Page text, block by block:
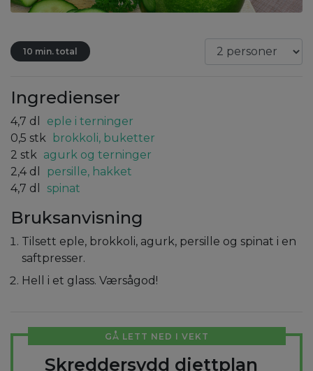
10 min. total
Ingredienser
4,7 dl
eple i terninger
0,5 stk
brokkoli, buketter
2 stk agurk og terninger
2,4 dl
persille, hakket
4,7 dl spinat
Bruksanvisning
Tilsett eple, brokkoli, agurk, persille og spinat i en
saftpresser.
Hell i et glass. Værsågod!
GÅ LETT NED I VEKT
Skreddersydd diettplan